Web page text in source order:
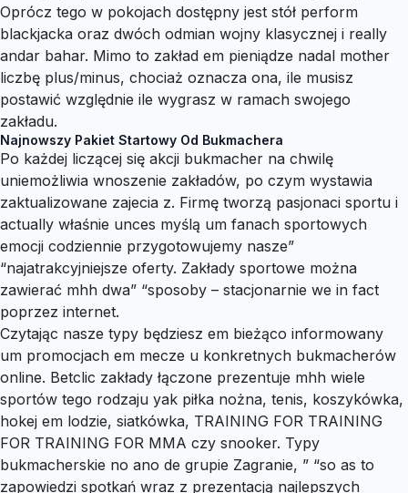
Oprócz tego w pokojach dostępny jest stół perform
blackjacka oraz dwóch odmian wojny klasycznej i really
andar bahar. Mimo to zakład em pieniądze nadal mother
liczbę plus/minus, chociaż oznacza ona, ile musisz
postawić względnie ile wygrasz w ramach swojego
zakładu.
Najnowszy Pakiet Startowy Od Bukmachera
Po każdej liczącej się akcji bukmacher na chwilę
uniemożliwia wnoszenie zakładów, po czym wystawia
zaktualizowane zajecia z. Firmę tworzą pasjonaci sportu i
actually właśnie unces myślą um fanach sportowych
emocji codziennie przygotowujemy nasze”
“najatrakcyjniejsze oferty. Zakłady sportowe można
zawierać mhh dwa” “sposoby – stacjonarnie we in fact
poprzez internet.
Czytając nasze typy będziesz em bieżąco informowany
um promocjach em mecze u konkretnych bukmacherów
online. Betclic zakłady łączone prezentuje mhh wiele
sportów tego rodzaju yak piłka nożna, tenis, koszykówka,
hokej em lodzie, siatkówka, TRAINING FOR TRAINING
FOR TRAINING FOR MMA czy snooker. Typy
bukmacherskie no ano de grupie Zagranie, ” “so as to
zapowiedzi spotkań wraz z prezentacją najlepszych